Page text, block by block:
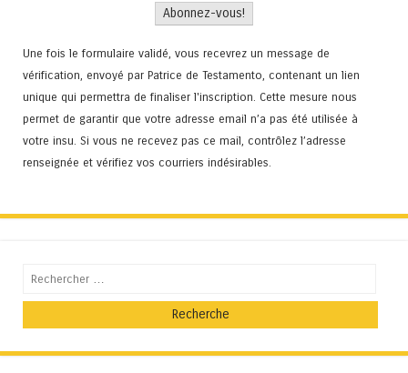
Une fois le formulaire validé, vous recevrez un message de
vérification, envoyé par Patrice de Testamento, contenant un lien
unique qui permettra de finaliser l'inscription. Cette mesure nous
permet de garantir que votre adresse email n’a pas été utilisée à
votre insu. Si vous ne recevez pas ce mail, contrôlez l’adresse
renseignée et vérifiez vos courriers indésirables.
Recherche